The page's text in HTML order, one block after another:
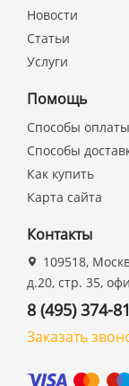
Новости
Статьи
Услуги
Помощь
Способы оплаты
Способы
Как купить
Карта сайта
Контакты
109518,
д.20, стр. 35,
8 (495) 374-
Заказать